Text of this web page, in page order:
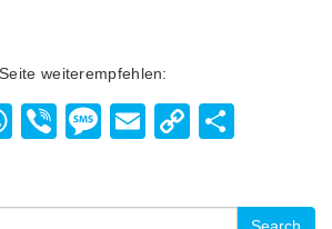
Seite weiterempfehlen:
WhatsApp
ViberMessage
EmailCopy